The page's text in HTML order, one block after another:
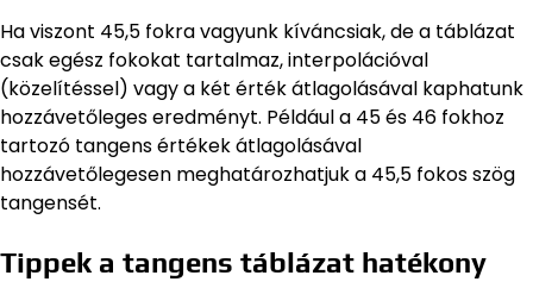
Ha viszont 45,5 fokra vagyunk kíváncsiak, de a táblázat
csak egész fokokat tartalmaz, interpolációval
(közelítéssel) vagy a két érték átlagolásával kaphatunk
hozzávetőleges eredményt. Például a 45 és 46 fokhoz
tartozó tangens értékek átlagolásával
hozzávetőlegesen meghatározhatjuk a 45,5 fokos szög
tangensét.
Tippek a tangens táblázat hatékony